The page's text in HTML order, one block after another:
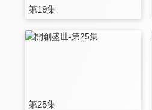
第19集
第25集